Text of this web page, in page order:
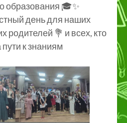
образования 🎓✨
день для наших
родителей 💐 и всех, кто
к знаниям